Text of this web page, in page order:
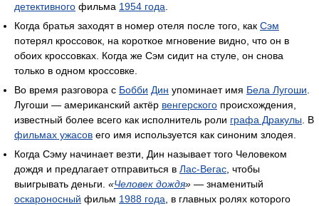
детективного фильма 1954 года
Когда братья заходят в номер отеля после того, как Сэм
потерял кроссовок, на короткое мгновение видно, что он в
обоих кроссовках. Когда же Сэм сидит на стуле, он снова
только в одном кроссовке.
Во время разговора с Бобби Дин упоминает имя Бела Лугоши
Лугоши — американский актёр венгерского происхождения,
известный более всего как исполнитель роли графа Дракулы . В
фильмах ужасов его имя используется как синоним злодея.
Когда Сэму начинает везти, Дин называет того Человеком
дождя и предлагает отправиться в Лас-Вегас , чтобы
выигрывать деньги. «Человек дождя» — знаменитый
оскароносный фильм 1988 года , в главных ролях которого